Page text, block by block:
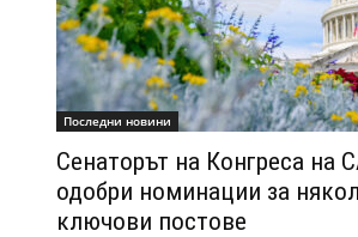
Последни новини
Сенаторът на Конгреса на
одобри номинации за
ключови постове